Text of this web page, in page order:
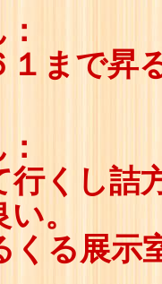
１まで昇
行くし詰
。
くる展示